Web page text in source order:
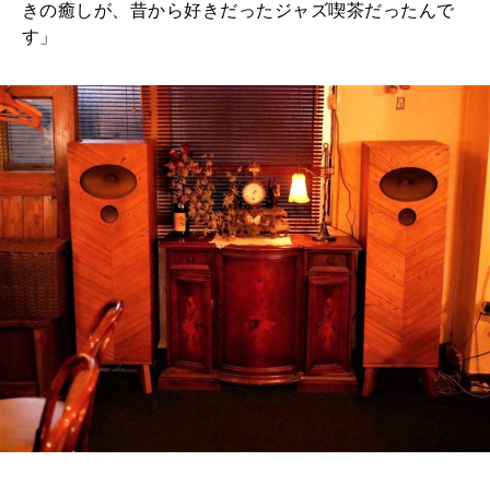
きの癒しが、昔から好きだったジャズ喫茶だったんで
す」